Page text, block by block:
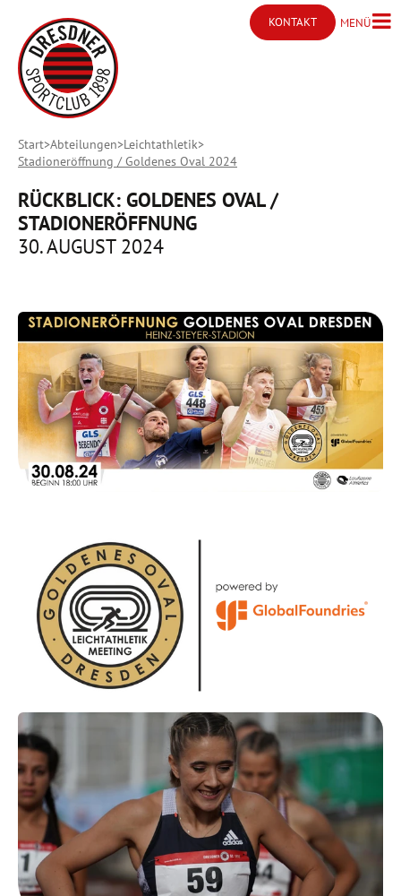
KONTAKT
Kontakt öffnen
MENÜMenü
Start Abteilungen Leichtathletik
Stadioneröffnung / Goldenes Oval 2024
RÜCKBLICK: GOLDENES OVAL /
STADIONERÖFFNUNG
30. AUGUST 2024